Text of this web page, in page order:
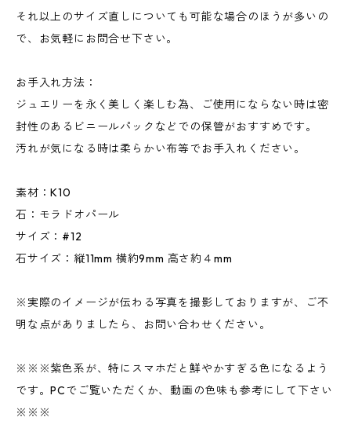
それ以上のサイズ直しについても可能な場合のほうが多いの
で、お気軽にお問合せ下さい。
お手入れ方法：
ジュエリーを永く美しく楽しむ為、ご使用にならない時は密
封性のあるビニールパックなどでの保管がおすすめです。
汚れが気になる時は柔らかい布等でお手入れください。
素材：K10
石：モラドオパール
サイズ：#12
石サイズ：縦11mm 横約9mm 高さ約４mm
※実際のイメージが伝わる写真を撮影しておりますが、ご不
明な点がありましたら、お問い合わせください。
※※※紫色系が、特にスマホだと鮮やかすぎる色になるよう
です。PCでご覧いただくか、動画の色味も参考にして下さい
※※※